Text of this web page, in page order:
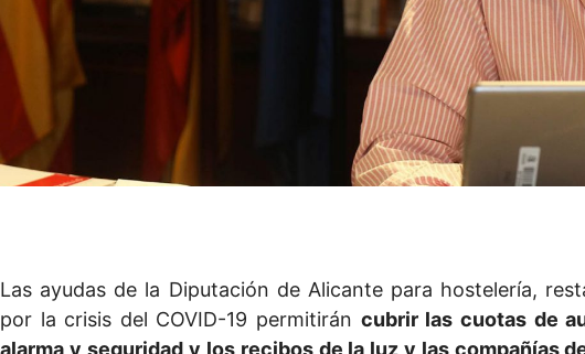
Las ayudas de la Diputación de Alicante para hostelería,
por la crisis del COVID-19 permitirán cubrir las cuotas de
alarma y seguridad y los recibos de la luz y las compañías